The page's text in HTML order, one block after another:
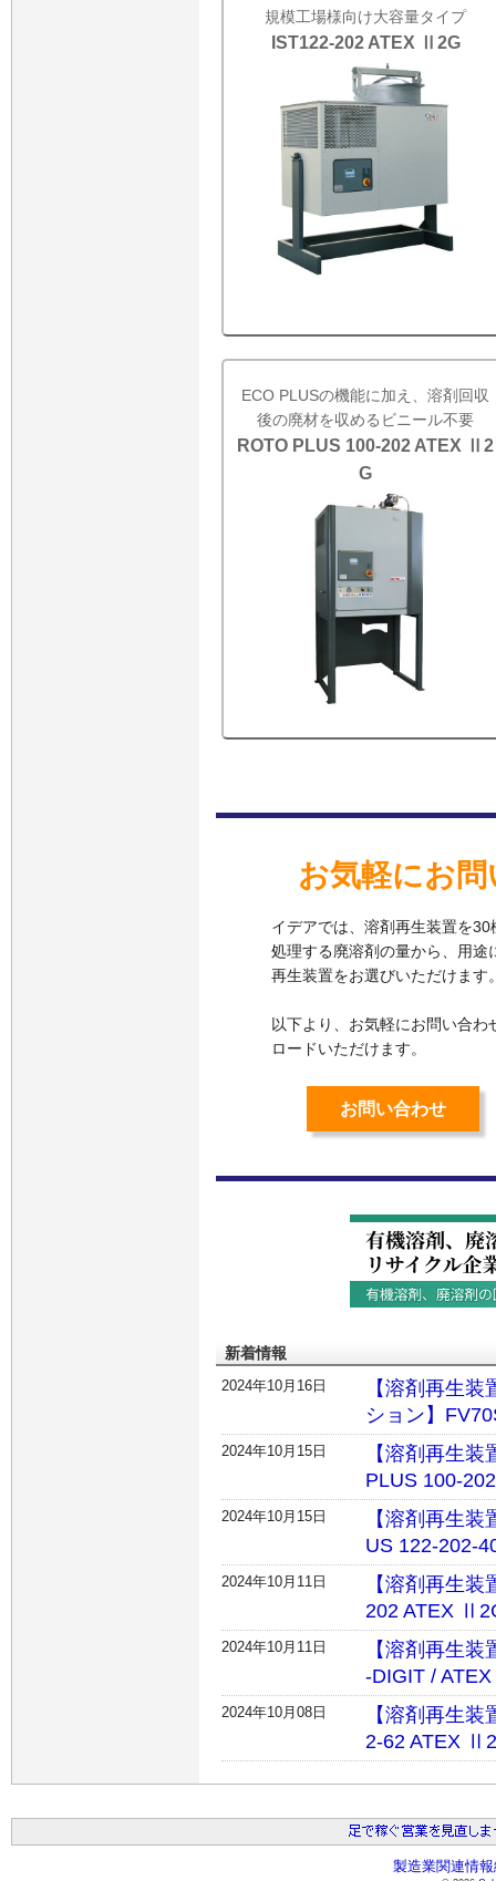
規模工場様向け大容量タイプ
IST122-202 ATEX Ⅱ2G
ECO PLUSの機能に加え、溶剤回収
後の廃材を収めるビニール不要
ROTO PLUS 100-202 ATEX Ⅱ2
G
お気軽にお
イデアでは、溶剤再生装置を30
処理する廃溶剤の量から、用途
再生装置をお選びいただけます
以下より、お気軽にお問い合わ
ロードいただけます。
お問い合わせ
新着情報
2024年10月16日
【溶剤再生
ション】
2024年10月15日
【溶剤再生
PLUS 100-
2024年10月15日
【溶剤再生
US 122-202-
2024年10月11日
【溶剤再生
202 ATEX
2024年10月11日
【溶剤再生
-DIGIT /
2024年10月08日
【溶剤再生
2-62 ATEX
製造業関連情